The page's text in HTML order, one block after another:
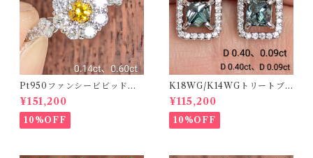
Pt950ファンシービビッドオ
レンジィイエローダイヤリン
グ D 0.144ct D 0.60ct【PR
O208782】
¥151,200
10%OFF
K18WG/K14WGトリートブ
ルーダイヤピアス 【PRO20
8939】
¥115,200
10%OFF